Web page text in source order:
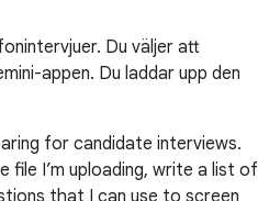
Du väljer att
appen. Du laddar upp den
for candidate interviews.
file I’m uploading, write a list of